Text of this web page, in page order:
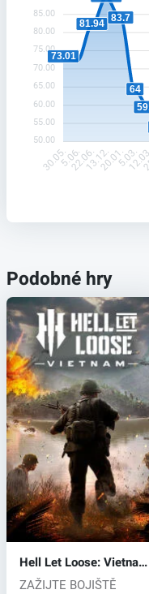
85.00
80.00
75.00
70.00
65.00
60.00
55.00
50.00
73.01
81.94
83.7
64
30.05.5.06.22.06.13.12.20.01.5.03.
Podobné hry
Hell Let Loose: Vietnam
(PC) key
ZAŽIJTE BOJIŠTĚ